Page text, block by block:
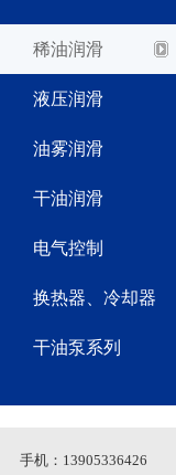
稀油润滑
液压润滑
油雾润滑
干油润滑
电气控制
换热器、冷却器
干油泵系列
手机：13905336426